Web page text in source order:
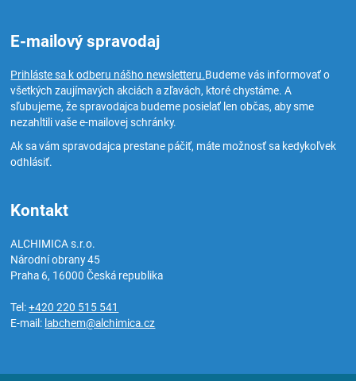
E-mailový spravodaj
Prihláste sa k odberu nášho newsletteru.Budeme vás informovať o
všetkých zaujímavých akciách a zľavách, ktoré chystáme. A
sľubujeme, že spravodajca budeme posielať len občas, aby sme
nezahltili vaše e-mailovej schránky.
Ak sa vám spravodajca prestane páčiť, máte možnosť sa kedykoľvek
odhlásiť.
Kontakt
ALCHIMICA s.r.o.
Národní obrany 45
Praha 6, 16000Česká republika
Tel:+420 220 515 541
E-mail: labchem@alchimica.cz